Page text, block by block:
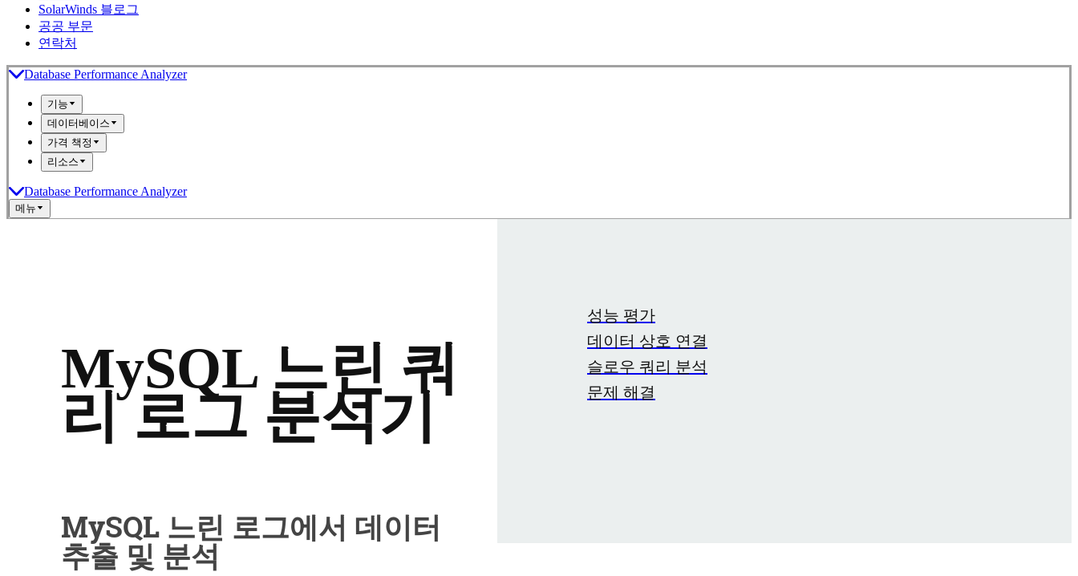
SolarWinds 블로그
공공 부문
연락처
Database Performance Analyzer
기능
데이터베이스
가격 책정
리소스
Database Performance Analyzer
메뉴
MySQL 느린 쿼
리 로그 분석기
MySQL 느린 로그에서 데이터
추출 및 분석
성능 평가
데이터 상호 연결
슬로우 쿼리 분석
문제 해결